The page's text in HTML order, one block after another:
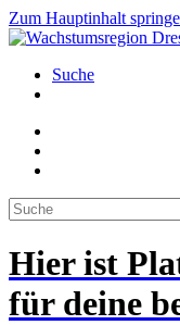
Zum Hauptinhalt
Suche
Hier ist
für deine